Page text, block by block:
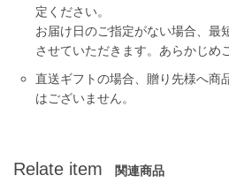
定ください。
お届け日のご指定がない場合、最
させていただきます。あらかじめ
直送ギフトの場合、贈り先様へ商
はございません。
Relate item 関連商品